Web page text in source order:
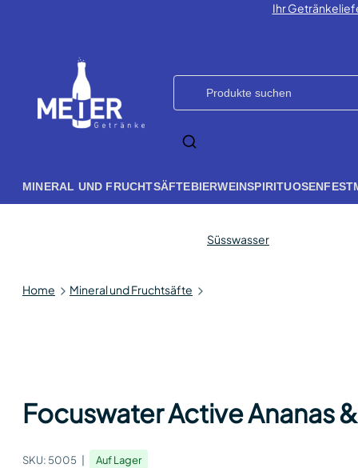
Ihr
MINERAL UND FRUCHTSÄFTEBIERWEINSPIRITUOSEN
Home Mineral und Fruchtsäfte
Süsswasser
Focuswater Active Ananas
SKU: 5005 Auf Lager